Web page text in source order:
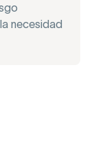
necesidad